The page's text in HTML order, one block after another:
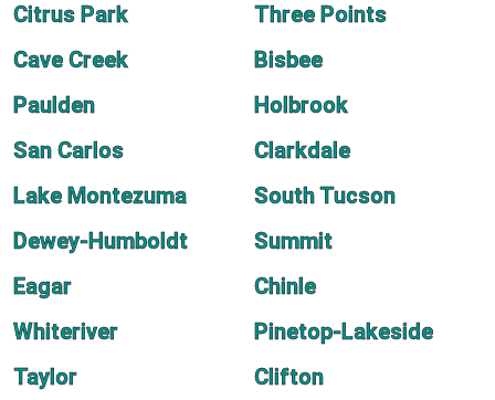
Citrus Park
Three Points
Cave Creek
Bisbee
Paulden
Holbrook
San Carlos
Clarkdale
Lake Montezuma
South Tucson
Dewey-Humboldt
Summit
Eagar
Chinle
Whiteriver
Pinetop-Lakeside
Taylor
Clifton